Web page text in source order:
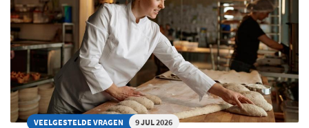
VEELGESTELDE VRAGEN 9 JUL 2026